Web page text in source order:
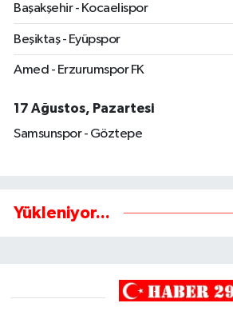
Başakşehir - Kocaelispor
Beşiktaş - Eyüpspor
Amed - Erzurumspor FK
17 Ağustos, Pazartesi
Samsunspor - Göztepe
Yükleniyor...